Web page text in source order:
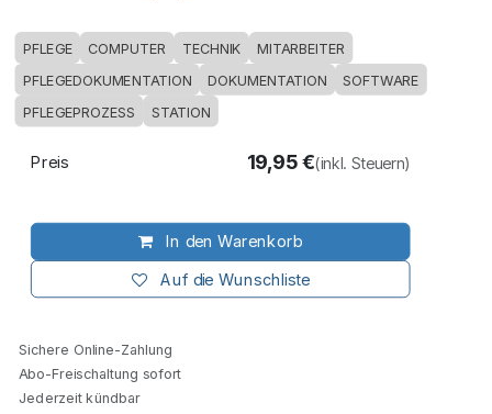
PFLEGE COMPUTER TECHNIK MITARBEITER
PFLEGEDOKUMENTATION DOKUMENTATION SOFTWARE
PFLEGEPROZESS STATION
In den Warenkorb
Auf die Wunschliste
Preis 19,95€(inkl. Steuern)
Sichere Online-Zahlung
Abo-Freischaltung sofort
Jederzeit kündbar